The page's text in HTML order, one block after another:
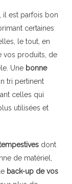
il est parfois bon
certaines
le tout, en
vos produits, de
Une bonne
tri pertinent
celles qui
utilisées et
dont
de matériel,
back-up de vos